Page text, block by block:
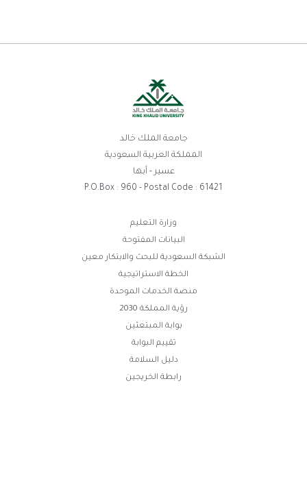
جامعة الملك خالد
المملكة العربية السعودية
عسير - أبها
P.O.Box : 960 - Postal Code : 61421
وزارة التعليم
البيانات المفتوحة
الشبكة السعودية للبحث والابتكار معين
الخطة الاستراتيجية
منصة الخدمات الموحدة
رؤية المملكة 2030
بوابة المبتعثين
تقييم البوابة
دليل السلامة
رابطة الخريجين